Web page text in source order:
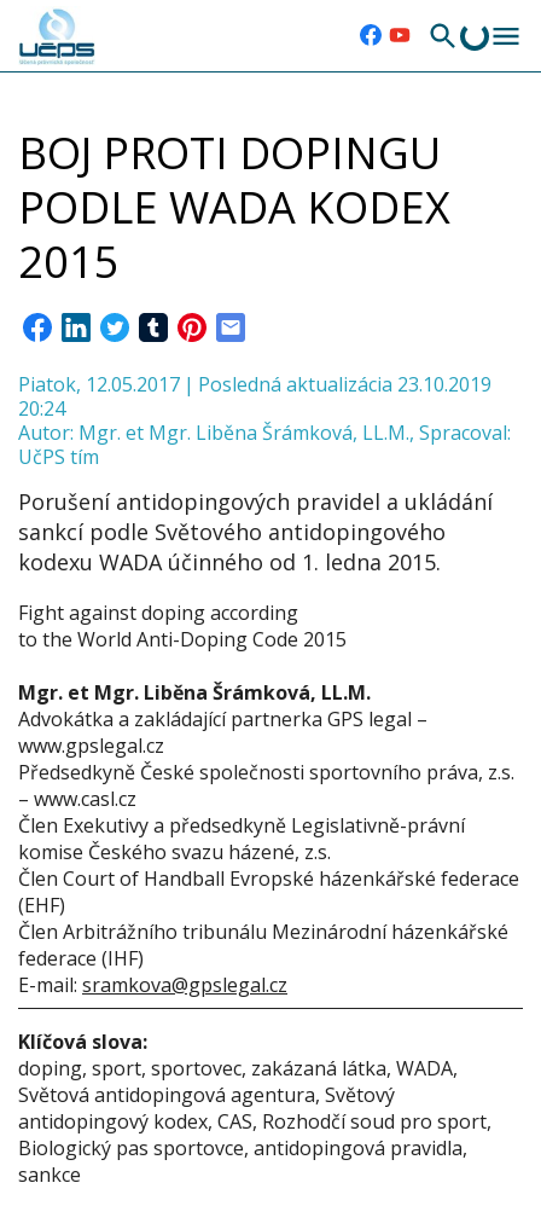
BOJ PROTI DOPINGU
PODLE WADA KODEX
2015
Piatok, 12.05.2017 | Posledná aktualizácia 23.10.2019
20:24
Autor: Mgr. et Mgr. Liběna Šrámková, LL.M., Spracoval:
UčPS tím
Porušení antidopingových pravidel a ukládání
sankcí podle Světového antidopingového
kodexu WADA účinného od 1. ledna 2015.
Fight against doping according
to the World Anti-Doping Code 2015
Mgr. et Mgr. Liběna Šrámková, LL.M.
Advokátka a zakládající partnerka GPS legal –
www.gpslegal.cz
Předsedkyně České společnosti sportovního práva, z.s.
– www.casl.cz
Člen Exekutivy a předsedkyně Legislativně-právní
komise Českého svazu házené, z.s.
Člen Court of Handball Evropské házenkářské federace
(EHF)
Člen Arbitrážního tribunálu Mezinárodní házenkářské
federace (IHF)
E-mail: sramkova@gpslegal.cz
Klíčová slova:
doping, sport, sportovec, zakázaná látka, WADA,
Světová antidopingová agentura, Světový
antidopingový kodex, CAS, Rozhodčí soud pro sport,
Biologický pas sportovce, antidopingová pravidla,
sankce